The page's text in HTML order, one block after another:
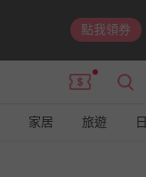
點我領券
家居 旅遊